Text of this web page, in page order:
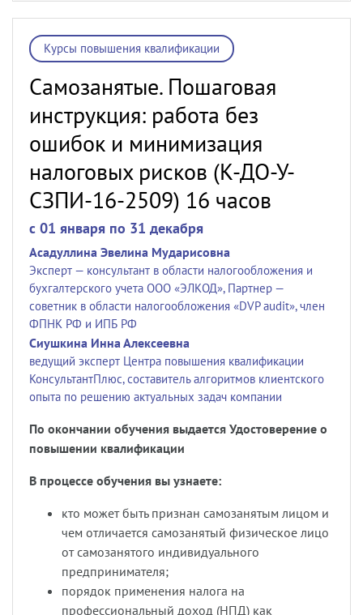
Курсы повышения квалификации
Самозанятые. Пошаговая
инструкция: работа без
ошибок и минимизация
налоговых рисков (К-ДО-У-
СЗПИ-16-2509) 16 часов
c 01 января по 31 декабря
Асадуллина Эвелина Мударисовна
Эксперт — консультант в области налогообложения и
бухгалтерского учета ООО «ЭЛКОД», Партнер —
советник в области налогообложения «DVP audit», член
ФПНК РФ и ИПБ РФ
Сиушкина Инна Алексеевна
ведущий эксперт Центра повышения квалификации
КонсультантПлюс, составитель алгоритмов клиентского
опыта по решению актуальных задач компании
По окончании обучения выдается Удостоверение о
повышении квалификации
В процессе обучения вы узнаете:
кто может быть признан самозанятым лицом и
чем отличается самозанятый физическое лицо
от самозанятого индивидуального
предпринимателя;
порядок применения налога на
профессиональный доход (НПД) как